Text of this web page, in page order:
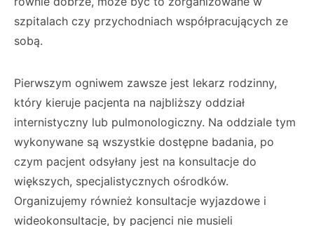
szpitalach czy przychodniach współpracujących ze
sobą.
Pierwszym ogniwem zawsze jest lekarz rodzinny,
który kieruje pacjenta na najbliższy oddział
internistyczny lub pulmonologiczny. Na oddziale tym
wykonywane są wszystkie dostępne badania, po
czym pacjent odsyłany jest na konsultacje do
większych, specjalistycznych ośrodków.
Organizujemy również konsultacje wyjazdowe i
wideokonsultacje, by pacjenci nie musieli